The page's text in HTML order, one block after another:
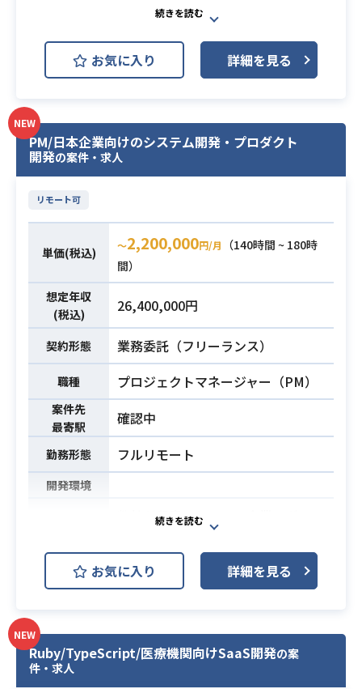
必須スキル
・Web開発経験5年以上
・PHP/Laravelを用いた開発経験4年
以上
・アジャイル開発の経験がある方
Express
Node.js
AWS (Amazon Web Services)
MacOS
業務内容
ントサイドカスタマイズ開発業務で
す。
スキルやプロジェクトに応じて設計
【仕事内容】
下記の業務を担っていただく想定で
す。
・HTML、CSS、JavaScript、Node.
js、Reactを用いたフロントエンドに
おけるSPA/SSR仕様のWebサイト構
築
・詳細設計、プログラミング、単体
テストの実施、およびプロジェクト
に応じた保守運用の対応
・スキルに応じた基本設計の担当、
および技術担当としての顧客ミーテ
ィングへの同席
■開発環境・使用技術など■
・JavaScript、React、Typescrip
t、Node.js、Express/一部AWS
・Ajax、REST、サーバレスアーキテ
クチャなど
・Node.jsを用いたサーバーサイド
お気に入り 詳細を見る
NEW
PM/日本企業向けのシステム開発・プロダクト
開発の案件・求人
リモート可
単価(税込) 〜2,200,000円/月
（140時間 ~ 180時
間）
想定年収
(税込)
26,400,000円
契約形態 業務委託（フリーランス）
職種 プロジェクトマネージャー（PM）
案件先
最寄駅
確認中
勤務形態 フルリモート
開発環境
弊社が懇意にしている企業のグルー
プ企業にて金融系プロジェクトにご
参画いただきます。
VSCode+GitHub Copilot/LLMエン
境です。
・言語/環境：Python/Microsoft Azu
お気に入り 詳細を見る
NEW
Ruby/TypeScript/医療機関向けSaaS開発の案
件・求人